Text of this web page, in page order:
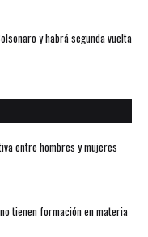
y habrá segunda vuelta
entre hombres y mujeres
tienen formación en materia